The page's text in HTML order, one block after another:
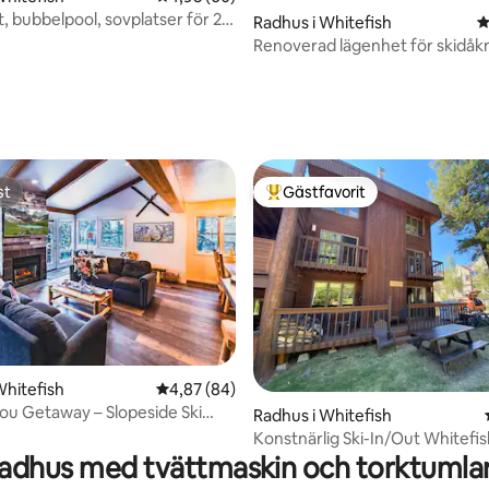
bubbelpool, sovplatser för 20!
Radhus i Whitefish
Renoverad lägenhet för
betyg, 9 omdömen
4,87 av 5 i genomsnittligt betyg, 84
4,87 (84)
Getaway – Slopeside Ski
Populär gästfavorit
Gästfavorit
Radhus i Whitefish
Konstnärlig Ski-In/Out
Mountain Resort Village
med tvättmaskin och